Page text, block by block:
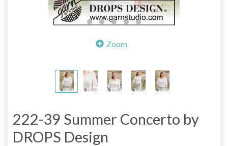
Zoom
222-39 Summer Concerto by
DROPS Design